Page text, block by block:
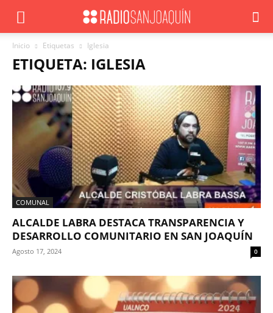
Inicio Etiquetas Iglesia
ETIQUETA: IGLESIA
COMUNAL
ALCALDE LABRA DESTACA TRANSPARENCIA Y
DESARROLLO COMUNITARIO EN SAN JOAQUÍN
Agosto 17, 2024 0